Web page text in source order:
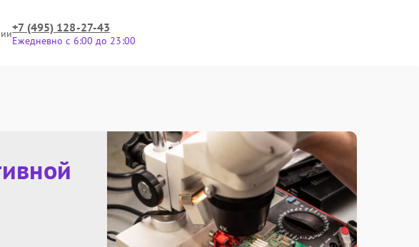
+7 (495) 128-27-43
Ежедневно с 6:00 до 23:00